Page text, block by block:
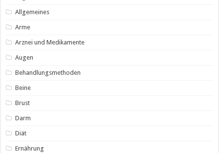
Allgemeines
Arme
Arznei und Medikamente
Augen
Behandlungsmethoden
Beine
Brust
Darm
Diät
Ernährung